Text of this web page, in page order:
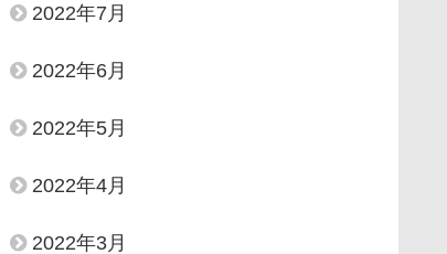
2022年7月
2022年6月
2022年5月
2022年4月
2022年3月